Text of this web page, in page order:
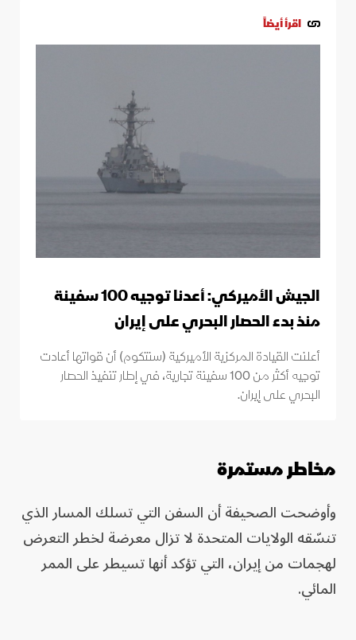
اقرأ أيضاً
الجيش الأميركي: أعدنا توجيه 100 سفينة
منذ بدء الحصار البحري على إيران
أعلنت القيادة المركزية الأميركية (سنتكوم) أن قواتها أعادت
توجيه أكثر من 100 سفينة تجارية، في إطار تنفيذ الحصار
البحري على إيران.
مخاطر مستمرة
وأوضحت الصحيفة أن السفن التي تسلك المسار الذي
تنسّقه الولايات المتحدة لا تزال معرضة لخطر التعرض
لهجمات من إيران، التي تؤكد أنها تسيطر على الممر
المائي.